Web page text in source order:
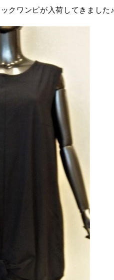
クワンピが入荷してきました♪